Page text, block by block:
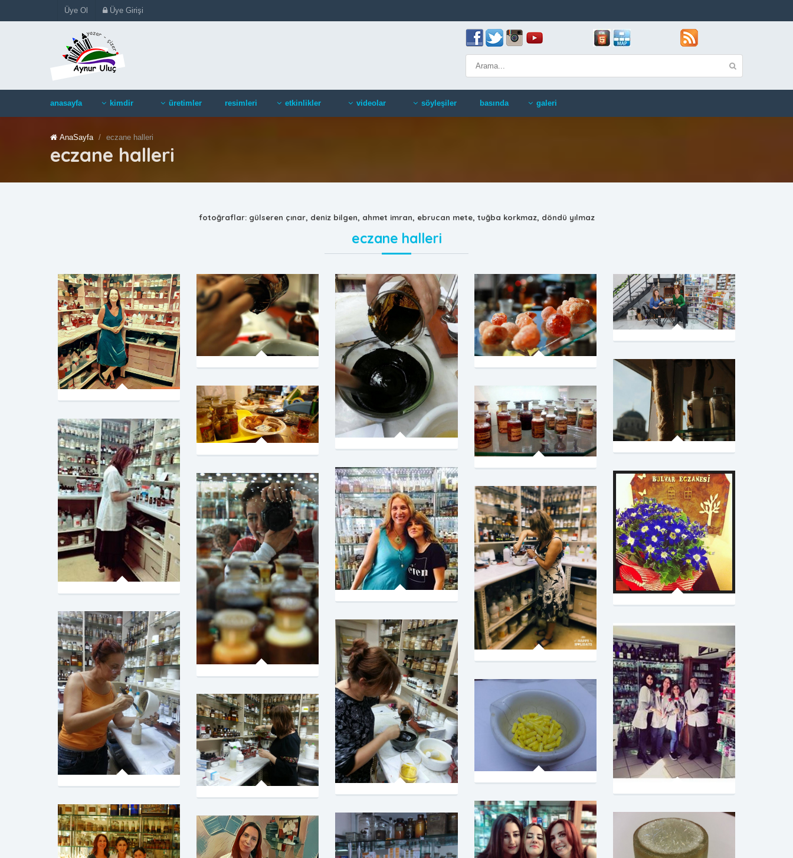
Üye Ol Üye Girişi
anasayfa kimdir üretimler resimleri etkinlikler videolar söyleşiler basında galeri
AnaSayfa eczane halleri
eczane halleri
fotoğraflar: gülseren çınar, deniz bilgen, ahmet imran, ebrucan mete, tuğba korkmaz, döndü yılmaz
eczane halleri